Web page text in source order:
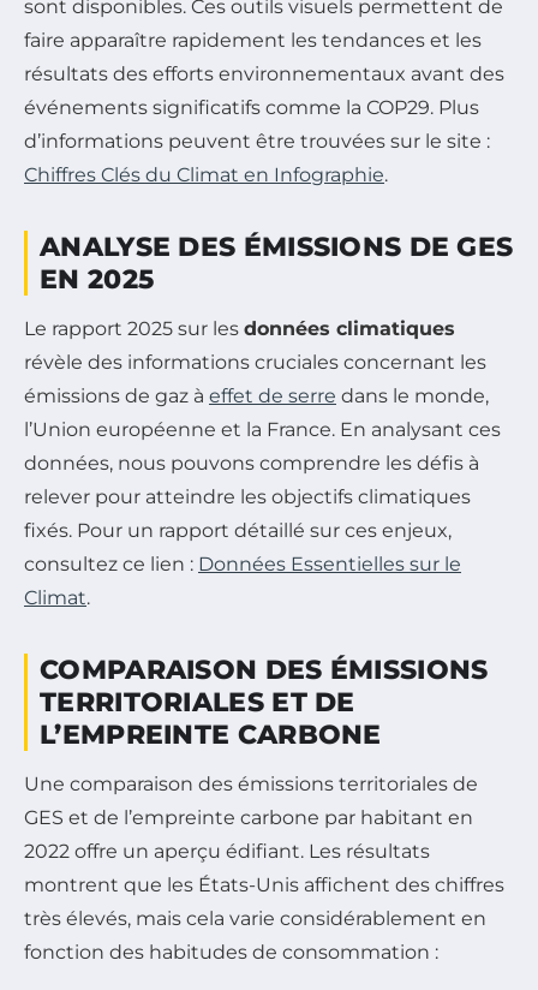
sont disponibles. Ces outils visuels permettent de
faire apparaître rapidement les tendances et les
résultats des efforts environnementaux avant des
événements significatifs comme la COP29. Plus
d’informations peuvent être trouvées sur le site :
Chiffres Clés du Climat en Infographie.
ANALYSE DES ÉMISSIONS DE GES
EN 2025
Le rapport 2025 sur les données climatiques
révèle des informations cruciales concernant les
émissions de gaz à effet de serre dans le monde,
l’Union européenne et la France. En analysant ces
données, nous pouvons comprendre les défis à
relever pour atteindre les objectifs climatiques
fixés. Pour un rapport détaillé sur ces enjeux,
consultez ce lien : Données Essentielles sur le
Climat.
COMPARAISON DES ÉMISSIONS
TERRITORIALES ET DE
L’EMPREINTE CARBONE
Une comparaison des émissions territoriales de
GES et de l’empreinte carbone par habitant en
2022 offre un aperçu édifiant. Les résultats
montrent que les États-Unis affichent des chiffres
très élevés, mais cela varie considérablement en
fonction des habitudes de consommation :